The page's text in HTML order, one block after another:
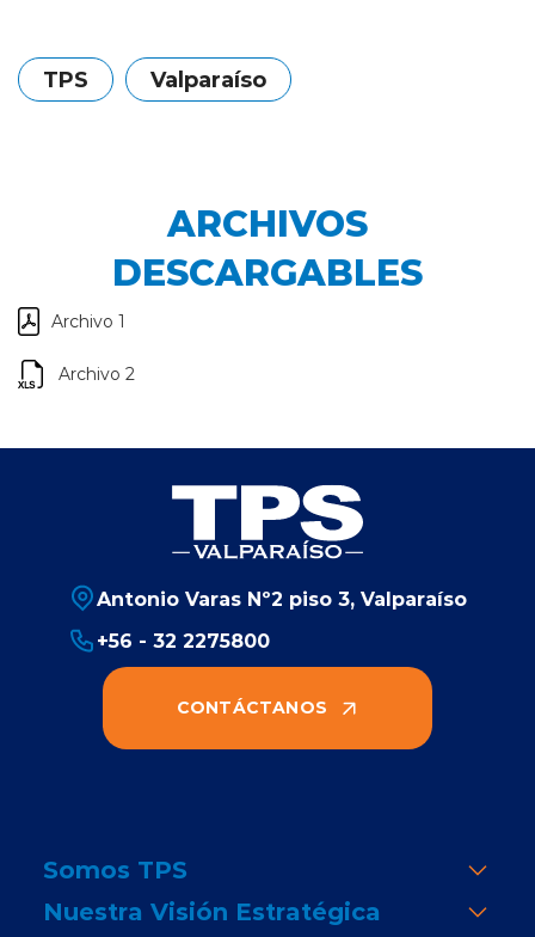
TPS Valparaíso
ARCHIVOS
DESCARGABLES
Archivo 1
Archivo 2
Antonio Varas Nº2 piso 3, Valparaíso
+56 - 32 2275800
CONTÁCTANOS
Somos TPS
Nuestra Visión Estratégica